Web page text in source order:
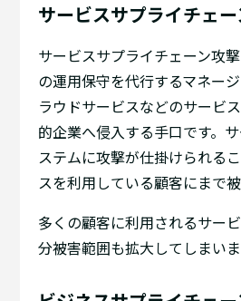
サービスサプライチェ
サービスサプライチェーン攻
の運用保守を代行するマネー
ラウドサービスなどのサービ
的企業へ侵入する手口です。
ステムに攻撃が仕掛けられる
スを利用している顧客にまで被
多くの顧客に利用されるサー
分被害範囲も拡大してしまいま